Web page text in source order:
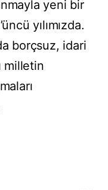
yeni bir
yılımızda.
borçsuz, idari
milletin